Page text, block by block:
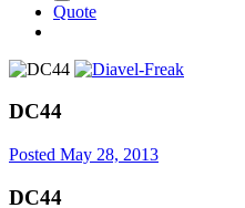
Quote
DC44
Posted May 28, 2013
DC44